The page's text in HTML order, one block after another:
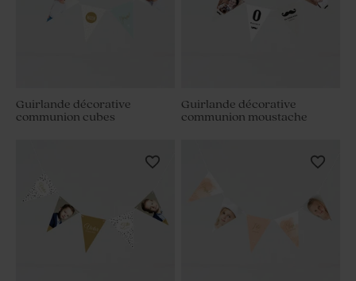
Guirlande décorative
communion cubes
Guirlande décorative
communion moustache